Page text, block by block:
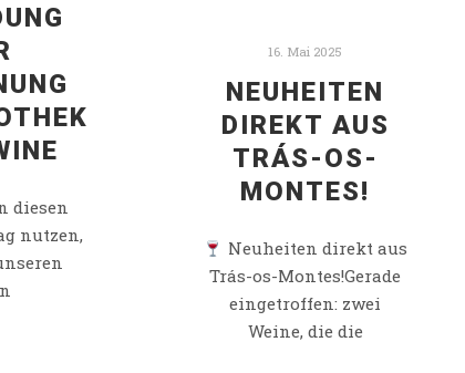
diesen
nutzen,
16. Mai 2025
NEUHEITEN
DIREKT AUS
TRÁS-OS-
MONTES!
Neuheiten direkt aus
Trás-os-Montes!Gerade
eingetroffen: zwei
Weine, die die